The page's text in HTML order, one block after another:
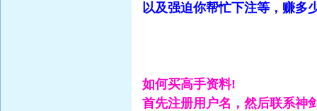
以及强迫你帮忙下注等，赚多
如何买高手资料!
首先注册用户名，然后联系神